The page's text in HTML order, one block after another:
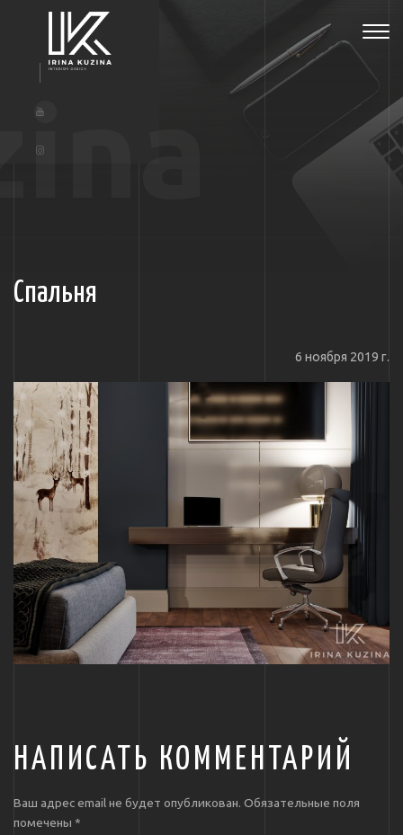
Спальня
6 ноября 2019 г.
НАПИСАТЬ КОММЕНТАРИЙ
Ваш адрес email не будет опубликован. Обязательные поля
помечены *